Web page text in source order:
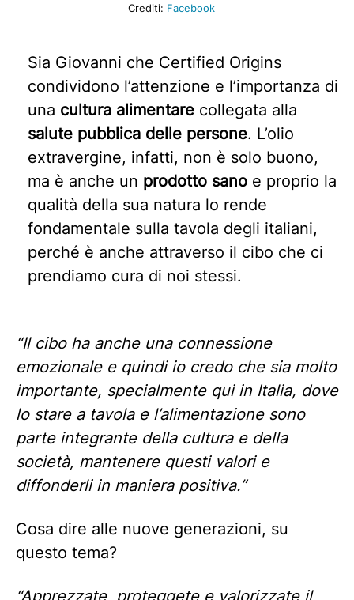
Crediti: Facebook
Sia Giovanni che Certified Origins
condividono l’attenzione e l’importanza di
una cultura alimentare collegata alla
salute pubblica delle persone. L’olio
extravergine, infatti, non è solo buono,
ma è anche un prodotto sano e proprio la
qualità della sua natura lo rende
fondamentale sulla tavola degli italiani,
perché è anche attraverso il cibo che ci
prendiamo cura di noi stessi.
“Il cibo ha anche una connessione
emozionale e quindi io credo che sia molto
importante, specialmente qui in Italia, dove
lo stare a tavola e l’alimentazione sono
parte integrante della cultura e della
società, mantenere questi valori e
diffonderli in maniera positiva.”
Cosa dire alle nuove generazioni, su
questo tema?
“Apprezzate, proteggete e valorizzate il